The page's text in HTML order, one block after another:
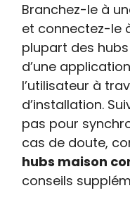
Branchez-le à
et connectez-le
plupart des
d’une
l’utilisateur à
d’installation.
pas pour
cas de doute,
hubs maison
conseils